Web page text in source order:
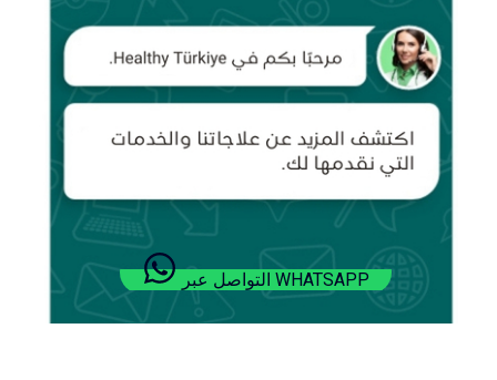
التواصل عبر WHATSAPP